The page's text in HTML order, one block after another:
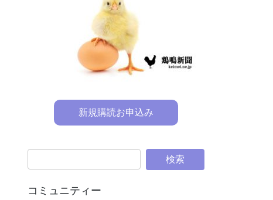
新規購読お申込み
コミュニティー